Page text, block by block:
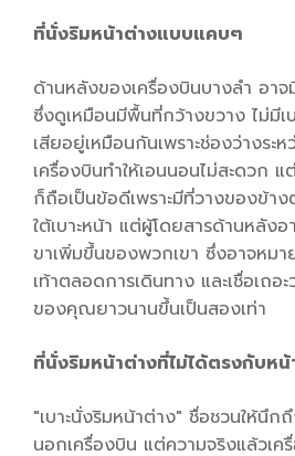
ที่นั่งริมหน้าต่างแบบแคบๆ
ด้านหลังของเครื่องบินบางลำ อาจ
ซึ่งดูเหมือนมีพื้นที่กว้างขวาง ไม่มี
เสียอยู่เหมือนกันเพราะช่องว่างระ
เครื่องบินทำให้เอนนอนไม่สะดวก
ก็ถือเป็นข้อดีเพราะมีที่วางของข้า
ใต้เบาะหน้า แต่ผู้โดยสารด้านหลัง
ขาเพิ่มขึ้นของพวกเขา ซึ่งอาจหม
เท้าตลอดการเดินทาง และเชื่อเถอ
ของคุณยาวนานขึ้นเป็นสองเท่า
ที่นั่งริมหน้าต่างที่ไม่ได้ตรงกับหน้
"เบาะนั่งริมหน้าต่าง" ชื่อชวนให้นึก
นอกเครื่องบิน แต่ความจริงแล้วเค